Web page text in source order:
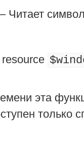
Читает
resource
эта
только